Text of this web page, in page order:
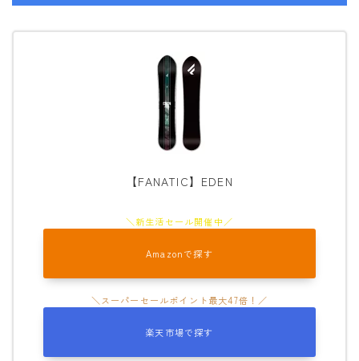
ANTHEM
BURTON
VOLCOM
【FANATIC】EDEN
Amazonで探す
楽天市場で探す